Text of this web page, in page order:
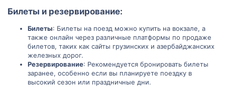
Билеты и резервирование:​
Билеты: Билеты на поезд можно купить на вокзале, а
также онлайн через различные платформы по продаже
билетов, таких как сайты грузинских и азербайджанских
железных дорог.
Резервирование: Рекомендуется бронировать билеты
заранее, особенно если вы планируете поездку в
высокий сезон или праздничные дни.